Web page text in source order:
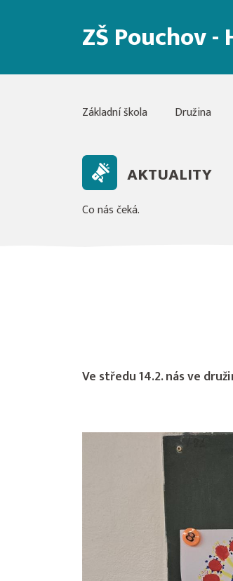
ZŠ Pouchov
Základní škola Družina
AKTUALITY
Co nás čeká.
Ve středu 14.2. nás ve